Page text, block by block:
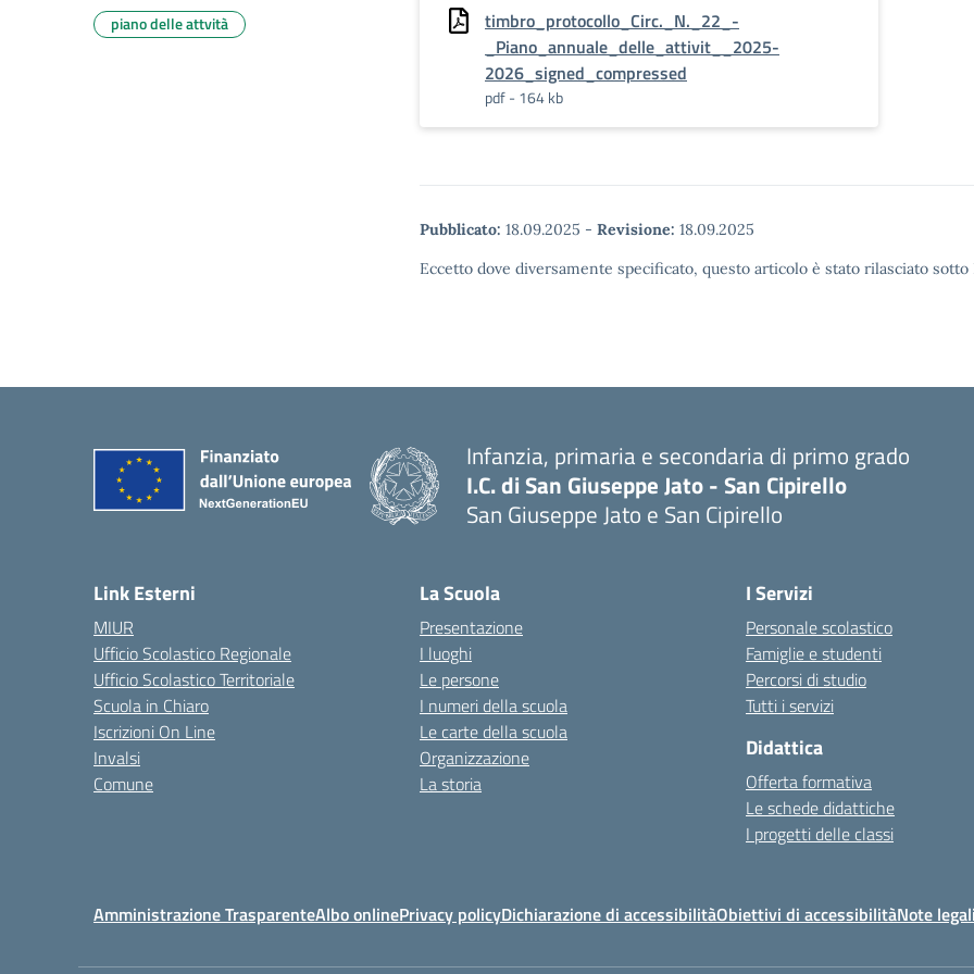
timbro_protocollo_Circ._N._22_-
_Piano_annuale_delle_attivit__2025-
2026_signed_compressed
pdf - 164 kb
Pubblicato: 18.09.2025 - Revisione: 18.09.2025
Eccetto dove diversamente specificato, questo articolo è stato rilasciato
piano delle attvità
Infanzia, primaria e secondaria di primo grado
I.C. di San Giuseppe Jato - San Cipirello
San Giuseppe Jato e San Cipirello
Link Esterni
MIUR
Ufficio Scolastico Regionale
Ufficio Scolastico Territoriale
Scuola in Chiaro
Iscrizioni On Line
Invalsi
Comune
La Scuola
Presentazione
I luoghi
Le persone
I numeri della scuola
Le carte della scuola
Organizzazione
La storia
I Servizi
Personale scolastico
Famiglie e studenti
Percorsi di studio
Tutti i servizi
Didattica
Offerta formativa
Le schede didattiche
I progetti delle classi
Amministrazione TrasparenteAlbo onlinePrivacy policyDichiarazione di accessibilitàObiettivi di accessibilitàNote